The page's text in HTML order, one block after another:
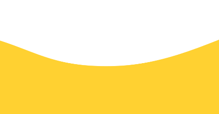
votre voyage sans stress.
À Pizzo un service de taxi est assez développé, mais